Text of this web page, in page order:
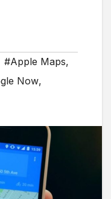
#Apple Maps,
Now,